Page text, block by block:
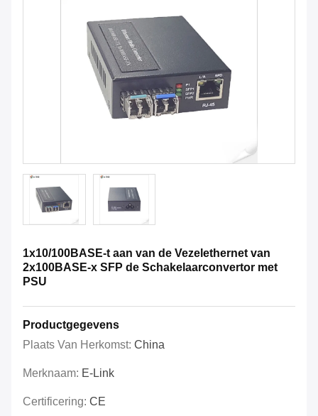
1x10/100BASE-t aan van de Vezelethernet van
2x100BASE-x SFP de Schakelaarconvertor met
PSU
Productgegevens
Plaats Van Herkomst: China
Merknaam: E-Link
Certificering: CE